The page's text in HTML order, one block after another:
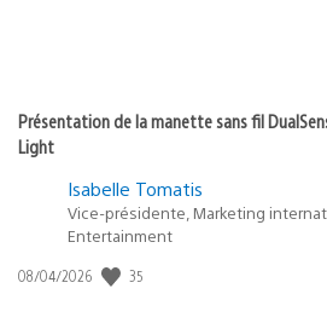
Présentation de la manette sans fil
Light
Isabelle Tomatis
Vice-présidente, Marketing
Entertainment
Date
08/04/2026 35